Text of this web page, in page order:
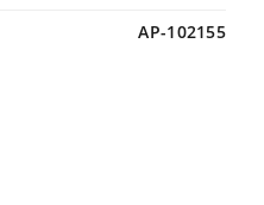
AP-102155